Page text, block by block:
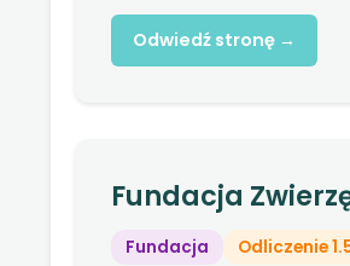
Odwiedź stronę →
Fundacja
Fundacja Odliczenie